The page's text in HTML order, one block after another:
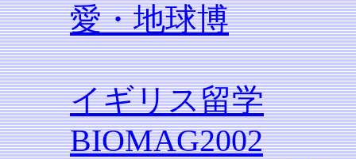
愛・地球博
イギリス留学
BIOMAG2002